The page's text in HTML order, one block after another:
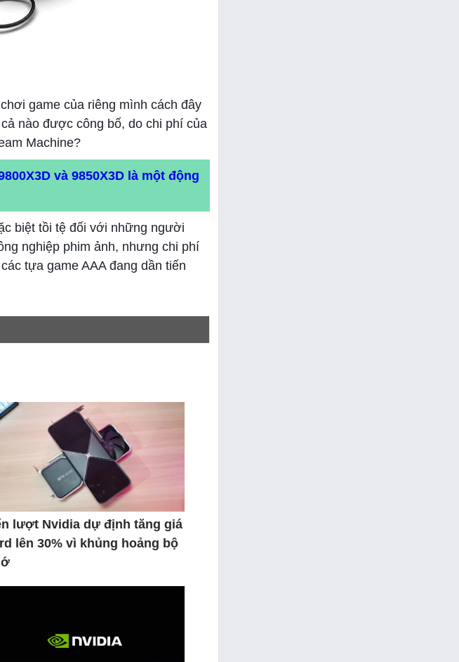
game của riêng mình cách đây
nào được công bố, do chi phí của
Machine?
và 9850X3D là một động
biệt tồi tệ đối với những người
nghiệp phim ảnh, nhưng chi phí
tựa game AAA đang dần tiến
lượt Nvidia dự định tăng giá
lên 30% vì khủng hoảng bộ